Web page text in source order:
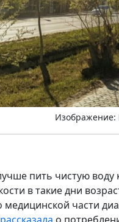
пить чистую
в такие дни
медицинской части